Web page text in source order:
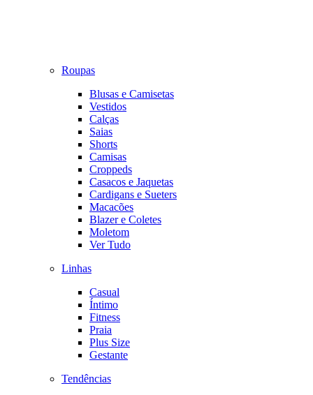
Roupas
Blusas e Camisetas
Vestidos
Calças
Saias
Shorts
Camisas
Croppeds
Casacos e Jaquetas
Cardigans e Sueters
Macacões
Blazer e Coletes
Moletom
Ver Tudo
Linhas
Casual
Íntimo
Fitness
Praia
Plus Size
Gestante
Tendências